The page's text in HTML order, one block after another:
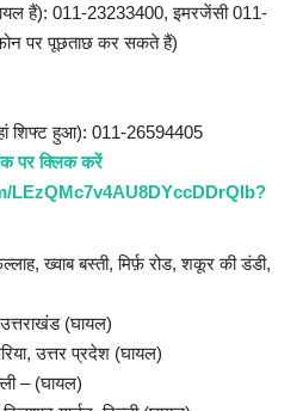
हैं): 011-23233400, इमरजेंसी 011-
पर पूछताछ कर सकते हैं)
शिफ्ट हुआ): 011-26594405
पर क्लिक करें
LEzQMc7v4AU8DYccDDrQlb?
ख्वाब बस्ती, मिर्फ़ रोड, शकूर की डंडी,
(घायल)
उत्तर प्रदेश (घायल)
– (घायल)